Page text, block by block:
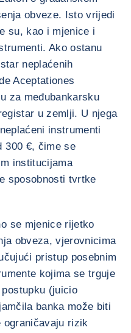
obveze. Isto vrijedi
su, kao i mjenice i
Ako ostanu
neplaćenih
Aceptationes
za međubankarsku
u zemlji. U njega
instrumenti
300 €, čime se
institucijama
sposobnosti tvrtke
se mjenice rijetko
obveza, vjerovnicima
pristup posebnim
kojima se trguje
(juicio
banka može biti
ograničavaju rizik